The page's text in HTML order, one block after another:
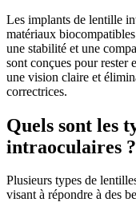
Les implants de lentille
matériaux
une stabilité et une
sont conçues pour rester
une vision claire et
correctrices.
Quels sont les
intraoculaires ?
Plusieurs types de
visant à répondre à des